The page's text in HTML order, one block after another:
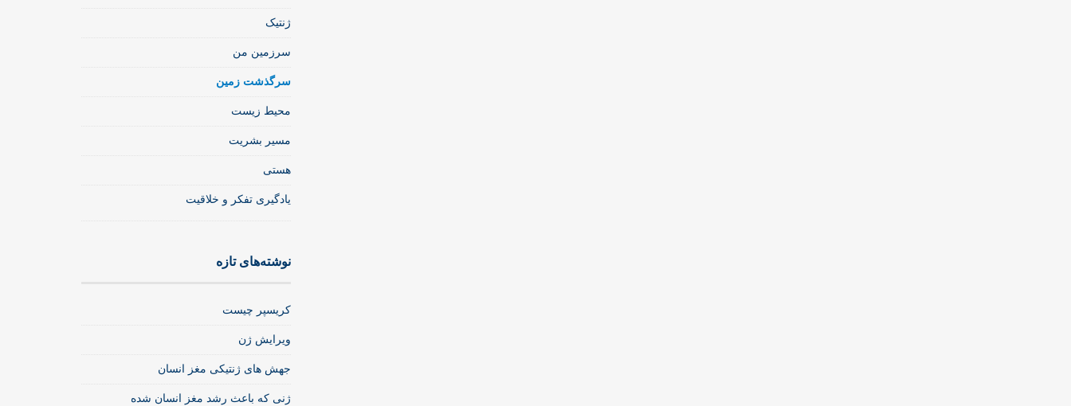
ژنتیک
سرزمین من
سرگذشت زمین
محیط زیست
مسیر بشریت
هستی
یادگیری تفکر و خلاقیت
نوشته‌های تازه
کریسپر چیست
ویرایش ژن
جهش های ژنتیکی مغز انسان
ژنی که باعث رشد مغز انسان شده